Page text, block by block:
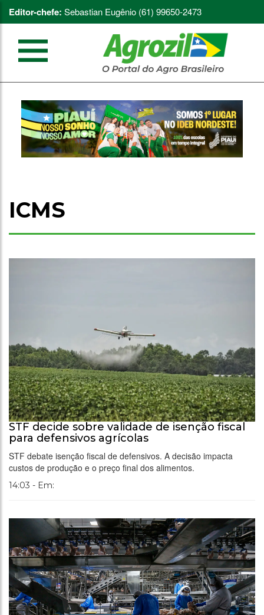
Editor-chefe: Sebastian Eugênio (61) 99650-2473
ICMS
STF decide sobre validade de isenção fiscal
para defensivos agrícolas
STF debate isenção fiscal de defensivos. A decisão impacta
custos de produção e o preço final dos alimentos.
14:03 - Em: